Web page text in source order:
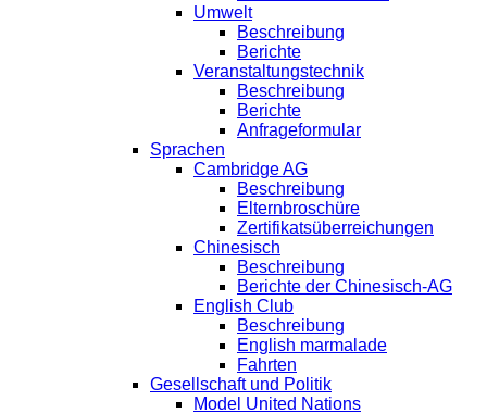
Umwelt
Beschreibung
Berichte
Veranstaltungstechnik
Beschreibung
Berichte
Anfrageformular
Sprachen
Cambridge AG
Beschreibung
Elternbroschüre
Zertifikatsüberreichungen
Chinesisch
Beschreibung
Berichte der Chinesisch-AG
English Club
Beschreibung
English marmalade
Fahrten
Gesellschaft und Politik
Model United Nations